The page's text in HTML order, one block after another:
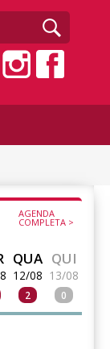
AGENDA
COMPLETA >
QUA
12/08
2
QUI
13/08
0